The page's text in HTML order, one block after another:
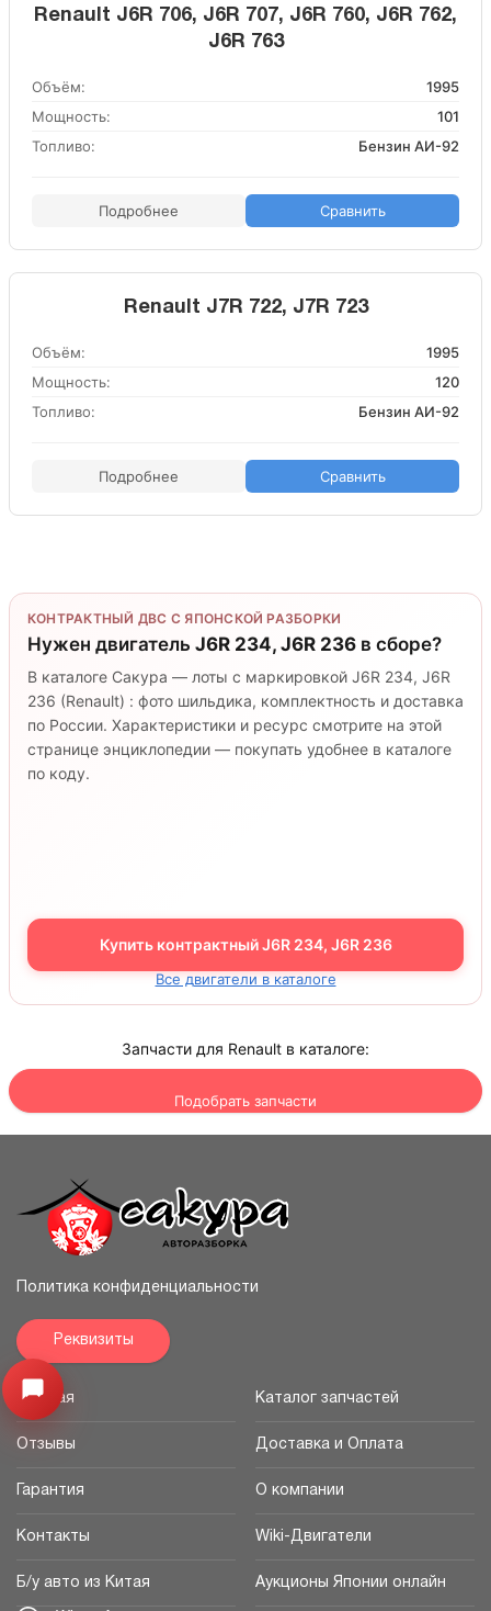
Renault J6R 706, J6R 707, J6R 760, J6R 762,
J6R 763
Объём:
1995
Мощность:
101
Топливо:
Бензин АИ-92
Подробнее Сравнить
Renault J7R 722, J7R 723
Объём:
1995
Мощность:
120
Топливо:
Бензин АИ-92
Подробнее Сравнить
КОНТРАКТНЫЙ ДВС С ЯПОНСКОЙ РАЗБОРКИ
Нужен двигатель J6R 234, J6R 236 в сборе?
В каталоге Сакура — лоты с маркировкой J6R 234, J6R
236 (Renault) : фото шильдика, комплектность и доставка
по России. Характеристики и ресурс смотрите на этой
странице энциклопедии — покупать удобнее в каталоге
по коду.
Купить контрактный J6R 234, J6R 236
Все двигатели в каталоге
Запчасти для Renault в каталоге:
Подобрать запчасти
Узнайте цену запчасти -> Открыть меню
Политика конфиденциальности
Реквизиты
Главная Каталог запчастей
Отзывы Доставка и Оплата
Гарантия О компании
Контакты Wiki-Двигатели
Б/у авто из Китая Аукционы Японии онлайн